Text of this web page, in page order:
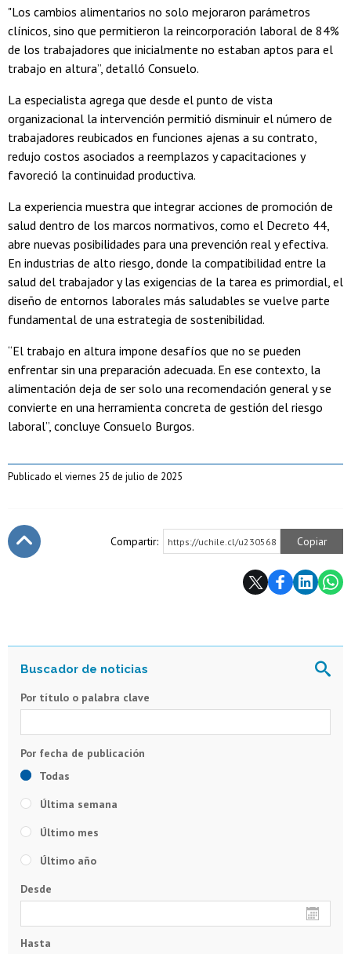
"Los cambios alimentarios no solo mejoraron parámetros
clínicos, sino que permitieron la reincorporación laboral de 84%
de los trabajadores que inicialmente no estaban aptos para el
trabajo en altura”, detalló Consuelo.
La especialista agrega que desde el punto de vista
organizacional la intervención permitió disminuir el número de
trabajadores reubicados en funciones ajenas a su contrato,
redujo costos asociados a reemplazos y capacitaciones y
favoreció la continuidad productiva.
La experiencia muestra que integrar acciones de promoción de
salud dentro de los marcos normativos, como el Decreto 44,
abre nuevas posibilidades para una prevención real y efectiva.
En industrias de alto riesgo, donde la compatibilidad entre la
salud del trabajador y las exigencias de la tarea es primordial, el
diseño de entornos laborales más saludables se vuelve parte
fundamental de una estrategia de sostenibilidad.
“El trabajo en altura impone desafíos que no se pueden
enfrentar sin una preparación adecuada. En ese contexto, la
alimentación deja de ser solo una recomendación general y se
convierte en una herramienta concreta de gestión del riesgo
laboral”, concluye Consuelo Burgos.
Publicado el viernes 25 de julio de 2025
Compartir: https://uchile.cl/u230568 Copiar
Por título o palabra clave
Todas
Última semana
Último mes
Último año
Desde
Hasta